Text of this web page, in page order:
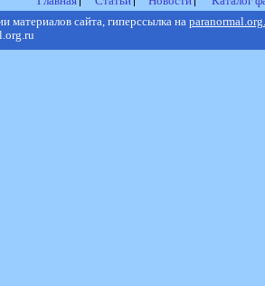
материалов сайта, гиперссылка на